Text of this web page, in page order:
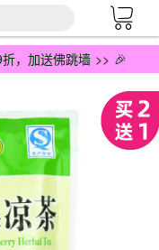
，加送佛跳墙 >> 🎉